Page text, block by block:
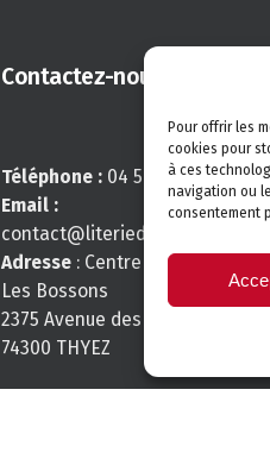
Pour offrir les
cookies pour
à ces
navigation ou
consentement
Contactez-nous
Téléphone : 04 50 34 16 60
Email :
contact@literiedessavoie.com
Adresse: Centre Commercial
Les Bossons
2375 Avenue des vallées
74300 THYEZ